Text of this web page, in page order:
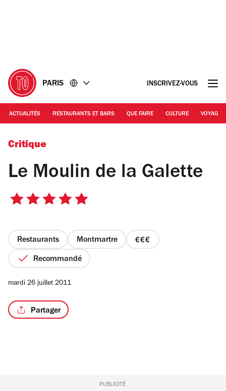
PARIS INSCRIVEZ-VOUS
ACTUALITÉS RESTAURANTS ET BARS QUE FAIRE CULTURE VOYAGE
DR
Critique
Le Moulin de la Galette
5
étoiles
Restaurants Montmartre
prix
Recommandé
mardi 26 juillet 2011
Partager
PUBLICITÉ